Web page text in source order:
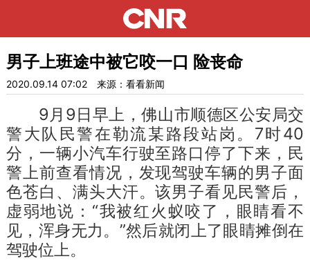
男子上班途中被它咬一口 险丧命
2020.09.14 07:02 来源：看看新闻
9月9日早上，佛山市顺德区公安局交
警大队民警在勒流某路段站岗。7时40
分，一辆小汽车行驶至路口停了下来，民
警上前查看情况，发现驾驶车辆的男子面
色苍白、满头大汗。该男子看见民警后，
虚弱地说：“我被红火蚁咬了，眼睛看不
见，浑身无力。”然后就闭上了眼睛摊倒在
驾驶位上。